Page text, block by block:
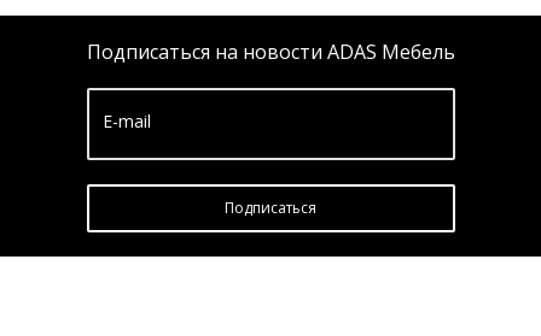
Подписаться на новости ADAS Мебель
E-mail
Подписатьcя